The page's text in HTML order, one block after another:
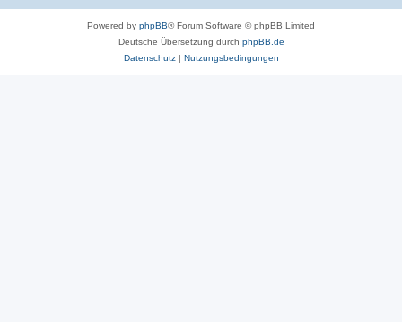
Powered by phpBB® Forum Software © phpBB Limited
Deutsche Übersetzung durch phpBB.de
Datenschutz| Nutzungsbedingungen